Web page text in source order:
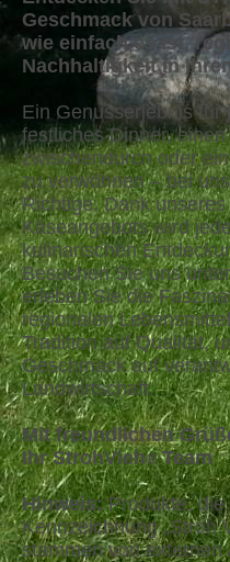
Geschmack von
wie einfach es ist,
Nachhaltigkeit in
Ein Genusserlebnis für
festliches Dinner,
zwischendurch oder
zu verwöhnen – bei
Richtige. Dank
Käseangebots wird
kulinarischen
Besuchen Sie uns
erleben Sie die
regionalen
Tradition auf Qualität,
Geschmack auf
Landwirtschaft.
Mit freundlichen
Ihr StrohVieh®Team
Hinweis:Produkte, die
Kennzeichnung „Stroh
stammen von externen